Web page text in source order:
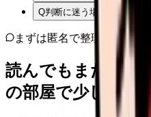
Q判断に迷う場合はどうす
まずは匿名で整理
読んでもまだ苦し
の部屋で少し話し